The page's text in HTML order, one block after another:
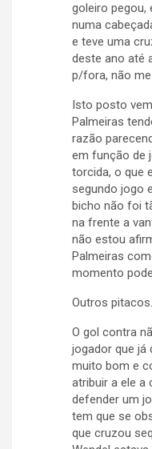
goleiro pegou,
numa
e teve uma
deste ano até
p/fora, não
Isto posto
Palmeiras
razão
em função de
torcida, o que
segundo jogo
bicho não foi
na frente a
não estou
Palmeiras
momento
Outros pitacos.
O gol contra
jogador que já
muito bom e
atribuir a ele a
defender um
tem que se
que cruzou